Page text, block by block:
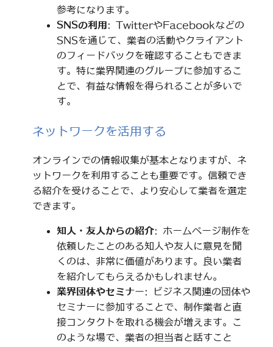
参考になります。
SNSの利用 : TwitterやFacebookなどの
SNSを通じて、業者の活動やクライアント
のフィードバックを確認することもできま
す。特に業界関連のグループに参加するこ
とで、有益な情報を得られることが多いで
す。
ネットワークを活用する
オンラインでの情報収集が基本となりますが、ネ
ットワークを利用することも重要です。信頼でき
る紹介を受けることで、より安心して業者を選定
できます。
知人・友人からの紹介: ホームページ制作を
依頼したことのある知人や友人に意見を聞
くのは、非常に価値があります。良い業者
を紹介してもらえるかもしれません。
業界団体やセミナー: ビジネス関連の団体や
セミナーに参加することで、制作業者と直
接コンタクトを取れる機会が増えます。こ
のような場で、業者の担当者と話すこと